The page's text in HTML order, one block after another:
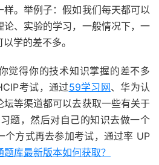
。举例子：假如我们每天都可以
、实验的学习，一般情况下，一
学的差不多。
觉得你的技术知识掌握的差不多
考试，通过59学习网、华为认
等渠道都可以去获取一些有关于
题，然后对自己的知识去做一个
个方式再去参加考试，通过率 UP
题库最新版本如何获取？